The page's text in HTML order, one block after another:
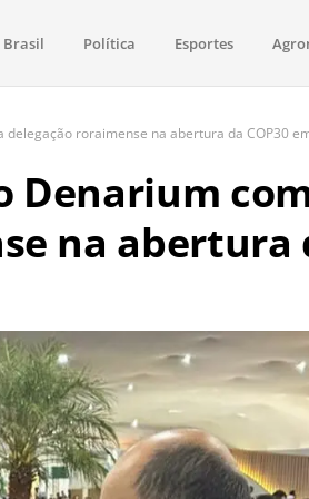
saúde, esportes, economia e os
Brasil Política Esportes
roraimense na abertura da COP30
Denarium
na abertura